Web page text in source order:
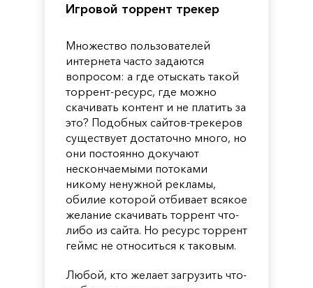
Игровой торрент трекер
Множество пользователей
интернета часто задаются
вопросом: а где отыскать такой
торрент-ресурс, где можно
скачивать контент и не платить за
это? Подобных сайтов-трекеров
существует достаточно много, но
они постоянно докучают
нескончаемыми потоками
никому ненужной рекламы,
обилие которой отбивает всякое
желание скачивать торрент что-
либо из сайта. Но ресурс торрент
геймс не относиться к таковым.
Любой, кто желает загрузить что-